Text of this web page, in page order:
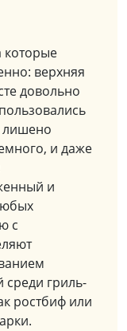
которые
верхняя
довольно
лишено
и даже
и
с
гриль-
ростбиф или